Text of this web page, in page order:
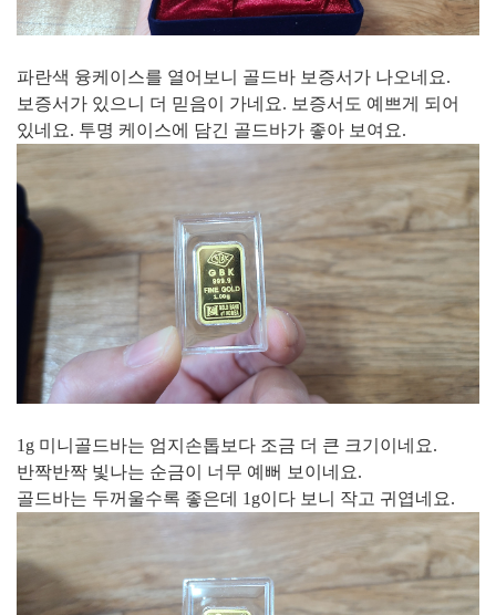
파란색 융케이스를 열어보니 골드바 보증서가 나오네요.
보증서가 있으니 더 믿음이 가네요. 보증서도 예쁘게 되어
있네요. 투명 케이스에 담긴 골드바가 좋아 보여요.
1g 미니골드바는 엄지손톱보다 조금 더 큰 크기이네요.
반짝반짝 빛나는 순금이 너무 예뻐 보이네요.
골드바는 두꺼울수록 좋은데 1g이다 보니 작고 귀엽네요.